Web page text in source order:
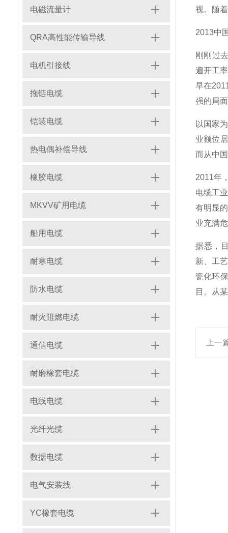
电磁流量计
QRA高性能传输导线
电机引接线
拖链电缆
铠装电缆
热电偶补偿导线
橡胶电缆
MKVV矿用电缆
船用电缆
耐寒电缆
防水电缆
耐火阻燃电缆
通信电缆
耐磨橡套电缆
电线电缆
光纤光缆
数据电缆
电气安装线
YC橡套电缆
视。随
2013中
刚刚过
遍开工
早在
强的局
以国家
业额位
而从中
2011年
电缆工
有明显
业充满
据悉，
新、工
瓷化环
目。从
上一